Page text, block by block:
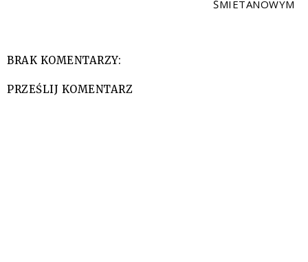
ŚMIETANOWYM
BRAK KOMENTARZY:
PRZEŚLIJ KOMENTARZ